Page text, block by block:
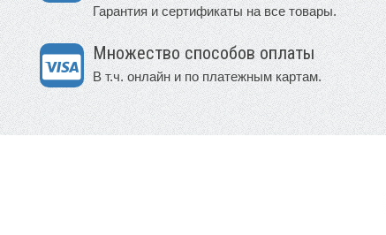
Гарантия и сертификаты на все товары.
Множество способов оплаты
В т.ч. онлайн и по платежным картам.